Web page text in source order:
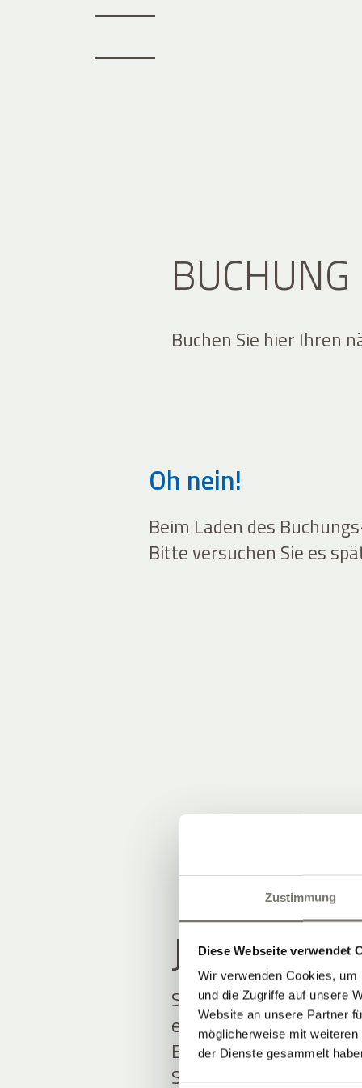
Zustimmung
Diese Webseite verwendet
Wir verwenden Cookies,
und die Zugriffe auf unsere
Website an unsere Partner
möglicherweise mit
der Dienste gesammelt
BUCHUNG
Buchen Sie hier Ihren
Oh nein!
Beim Laden des
Bitte versuchen Sie es
JOIN THE
Seien Sie unter den
erfahren.
Exklusive Angebote
Südtirol erwarten Sie.